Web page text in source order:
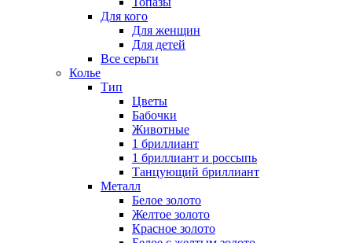
Для кого
Для женщин
Для детей
Все серьги
Колье
Тип
Цветы
Бабочки
Животные
1 бриллиант
1 бриллиант и россыпь
Танцующий бриллиант
Металл
Белое золото
Желтое золото
Красное золото